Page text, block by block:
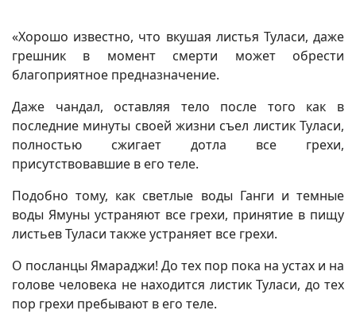
«Хорошо известно, что вкушая листья Туласи, даже
грешник в момент смерти может обрести
благоприятное предназначение.
Даже чандал, оставляя тело после того как в
последние минуты своей жизни съел листик Туласи,
полностью сжигает дотла все грехи,
присутствовавшие в его теле.
Подобно тому, как светлые воды Ганги и темные
воды Ямуны устраняют все грехи, принятие в пищу
листьев Туласи также устраняет все грехи.
О посланцы Ямараджи! До тех пор пока на устах и на
голове человека не находится листик Туласи, до тех
пор грехи пребывают в его теле.